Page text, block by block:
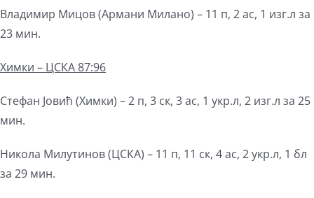
Владимир Мицов (Армани Милано) – 11 п, 2 ас, 1 изг.л за
23 мин.
Химки – ЦСКА 87:96
Стефан Јовић (Химки) – 2 п, 3 ск, 3 ас, 1 укр.л, 2 изг.л за 25
мин.
Никола Милутинов (ЦСКА) – 11 п, 11 ск, 4 ас, 2 укр.л, 1 бл
за 29 мин.